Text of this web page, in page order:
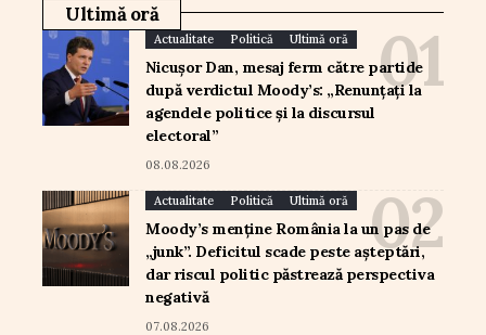
Ultimă oră
Actualitate Politică Ultimă oră
Nicușor Dan, mesaj ferm către partide
după verdictul Moody’s: „Renunțați la
agendele politice și la discursul
electoral”
08.08.2026
Actualitate Politică Ultimă oră
Moody’s menține România la un pas de
„junk”. Deficitul scade peste așteptări,
dar riscul politic păstrează perspectiva
negativă
07.08.2026